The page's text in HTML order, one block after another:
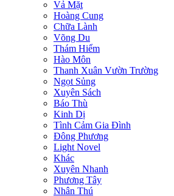
Vả Mặt
Hoàng Cung
Chữa Lành
Võng Du
Thám Hiểm
Hào Môn
Thanh Xuân Vườn Trường
Ngọt Sủng
Xuyên Sách
Báo Thù
Kinh Dị
Tình Cảm Gia Đình
Đông Phương
Light Novel
Khác
Xuyên Nhanh
Phương Tây
Nhân Thú